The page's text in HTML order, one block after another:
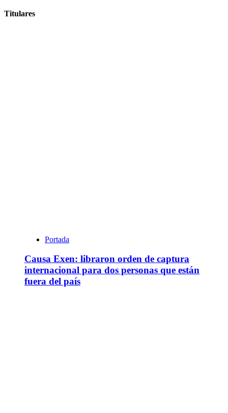
Titulares
Portada
Causa Exen: libraron orden de captura
internacional para dos personas que están
fuera del país